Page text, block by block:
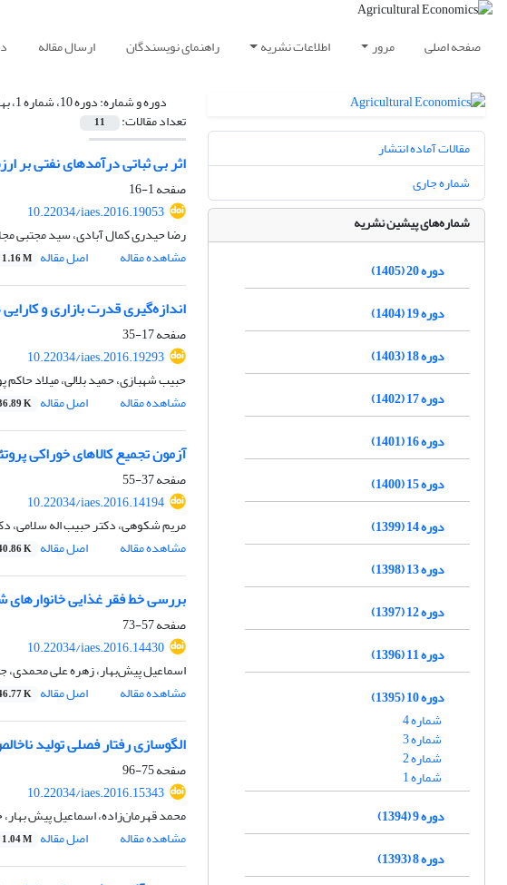
صفحه اصلی مرور اطلاعات نشریه راهنمای نویسندگان ارسال مقاله
دوره و شماره:دوره 10، شماره 1، بهار 1395، صفحه 1-212
تعداد مقالات: 11
اثر بی ثباتی درآمدهای نفتی
صفحه1-16
10.22034/iaes.2016.19053
رضا حیدری کمال آبادی، سید مجتبی
مشاهده مقاله
اصل مقاله 1.16 M
اندازه‌گیری قدرت بازاری و
صفحه17-35
10.22034/iaes.2016.19293
حبیب شهبازی، حمید بلالی، میلاد حاکم
مشاهده مقاله
اصل مقاله K
آزمون تجمیع کالاهای خوراکی
صفحه37-55
10.22034/iaes.2016.14194
مریم شکوهی، دکتر حبیب اله
مشاهده مقاله
اصل مقاله K
بررسی خط فقر غذایی خانوارهای
صفحه57-73
10.22034/iaes.2016.14430
اسماعیل پیش‌بهار، زهره علی محمدی،
مشاهده مقاله
اصل مقاله K
الگو‌سازی رفتار فصلی تولید
صفحه75-96
10.22034/iaes.2016.15343
محمد قهرمان‌زاده، اسماعیل پیش
مشاهده مقاله
اصل مقاله 1.04 M
مقالات آماده انتشار
شماره جاری
شماره‌های پیشین نشریه
دوره 20 (1405)
دوره 19 (1404)
دوره 18 (1403)
دوره 17 (1402)
دوره 16 (1401)
دوره 15 (1400)
دوره 14 (1399)
دوره 13 (1398)
دوره 12 (1397)
دوره 11 (1396)
دوره 10 (1395)
شماره 4
شماره 3
شماره 2
شماره 1
دوره 9 (1394)
دوره 8 (1393)